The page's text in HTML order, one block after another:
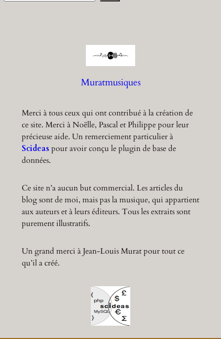
Muratmusiques
Merci à tous ceux qui ont contribué à la création de
ce site. Merci à Noëlle, Pascal et Philippe pour leur
précieuse aide. Un remerciement particulier à
Scideas pour avoir conçu le plugin de base de
données.
Ce site n’a aucun but commercial. Les articles du
blog sont de moi, mais pas la musique, qui appartient
aux auteurs et à leurs éditeurs. Tous les extraits sont
purement illustratifs.
Un grand merci à Jean-Louis Murat pour tout ce
qu’il a créé.